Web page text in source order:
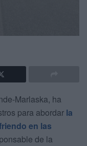
Marlaska, ha
para abordar la
en las
de la